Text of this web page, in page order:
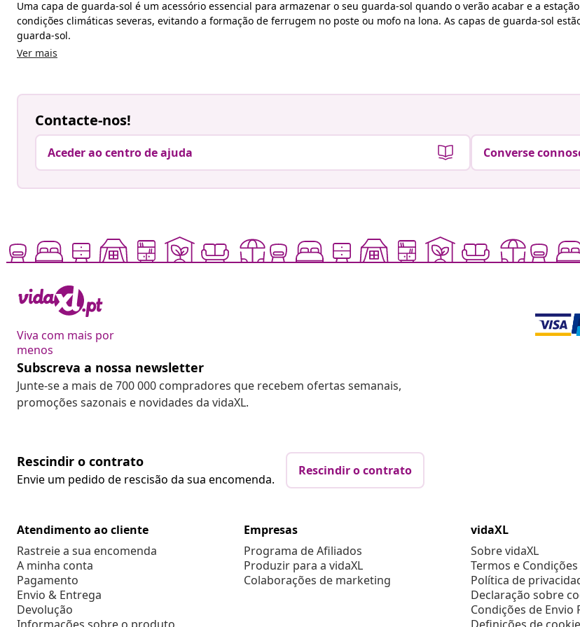
Uma capa de guarda-sol é um acessório essencial para armazenar o seu guarda-sol quando o verão acabar e a
condições climáticas severas, evitando a formação de ferrugem no poste ou mofo na lona. As capas de guarda-sol
guarda-sol.
Ver mais
Contacte-nos!
Aceder ao centro de ajuda Converse
Viva com mais por
menos
Subscreva a nossa newsletter
Junte-se a mais de 700 000 compradores que recebem ofertas semanais,
promoções sazonais e novidades da vidaXL.
Rescindir o contrato
Envie um pedido de rescisão da sua encomenda.
Rescindir o contrato
Atendimento ao cliente
Rastreie a sua encomenda
A minha conta
Pagamento
Envio & Entrega
Devolução
Empresas
Programa de Afiliados
Produzir para a vidaXL
Colaborações de marketing
vidaXL
Sobre vidaXL
Termos e
Política de
Declaração sobre
Condições de Envio